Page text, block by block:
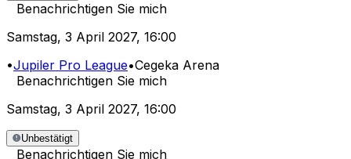
Benachrichtigen Sie mich
Samstag, 3 April 2027, 16:00
•Jupiler Pro League•Cegeka Arena
Benachrichtigen Sie mich
Samstag, 3 April 2027, 16:00
Unbestätigt
Benachrichtigen Sie mich